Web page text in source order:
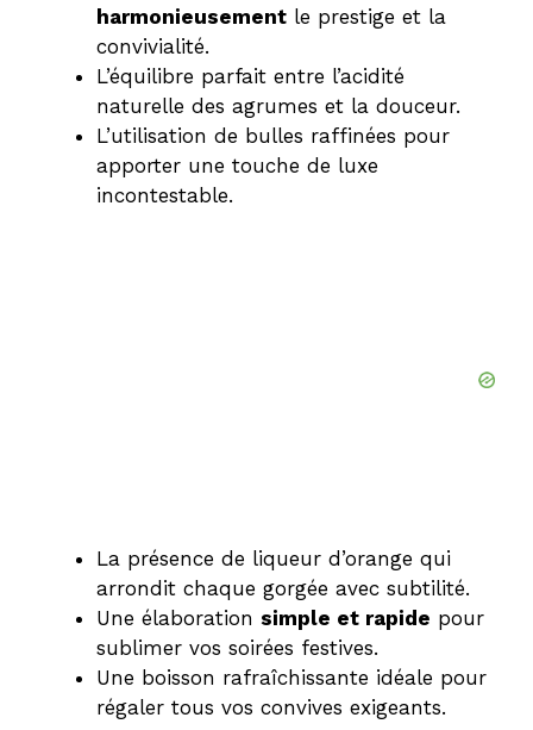
harmonieusement le prestige et la
convivialité.
L’équilibre parfait entre l’acidité
naturelle des agrumes et la douceur.
L’utilisation de bulles raffinées pour
apporter une touche de luxe
incontestable.
La présence de liqueur d’orange qui
arrondit chaque gorgée avec subtilité.
Une élaboration simple et rapide pour
sublimer vos soirées festives.
Une boisson rafraîchissante idéale pour
régaler tous vos convives exigeants.